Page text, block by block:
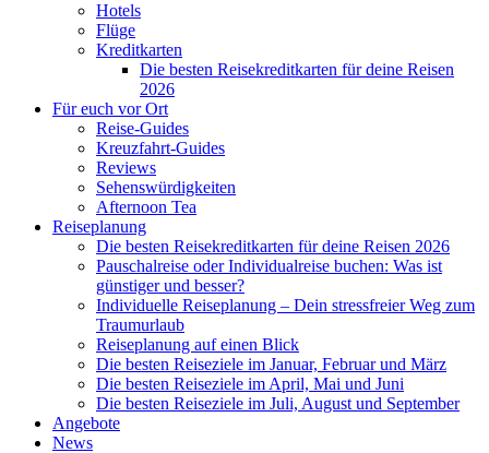
Hotels
Flüge
Kreditkarten
Die besten Reisekreditkarten für deine Reisen
2026
Für euch vor Ort
Reise-Guides
Kreuzfahrt-Guides
Reviews
Sehenswürdigkeiten
Afternoon Tea
Reiseplanung
Die besten Reisekreditkarten für deine Reisen 2026
Pauschalreise oder Individualreise buchen: Was ist
günstiger und besser?
Individuelle Reiseplanung – Dein stressfreier Weg zum
Traumurlaub
Reiseplanung auf einen Blick
Die besten Reiseziele im Januar, Februar und März
Die besten Reiseziele im April, Mai und Juni
Die besten Reiseziele im Juli, August und September
Angebote
News